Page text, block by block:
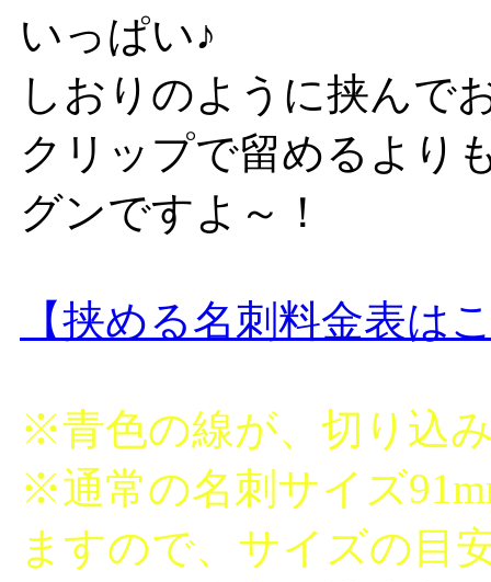
いっぱい♪
しおりのように挟んで
クリップで留めるより
グンですよ～！
【挟める名刺料金表は
※青色の線が、切り込
※通常の名刺サイズ
ますので、サイズの目